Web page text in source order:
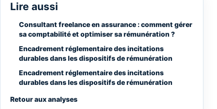
Lire aussi
Consultant freelance en assurance : comment gérer
sa comptabilité et optimiser sa rémunération ?
Encadrement réglementaire des incitations
durables dans les dispositifs de rémunération
Encadrement réglementaire des incitations
durables dans les dispositifs de rémunération
Retour aux analyses